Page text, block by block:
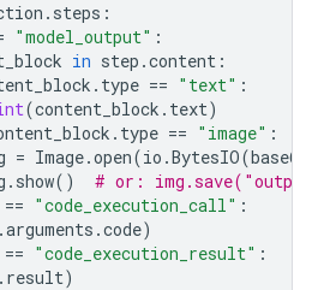
. steps :
"model_output" :
in step .content :
. type == "text" :
(content_block . text)
. type == "image" :
= Image.open(io .BytesIO(base64
. show()
# or:
== "code_execution_call" :
.arguments .code)
== "code_execution_result" :
. result)